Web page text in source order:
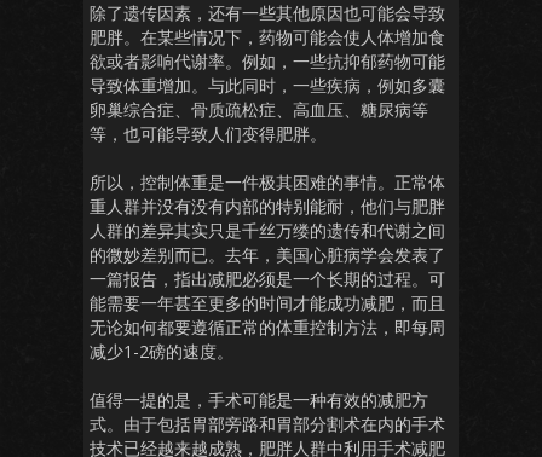
除了遗传因素，还有一些其他原因也可能会导致
肥胖。在某些情况下，药物可能会使人体增加食
欲或者影响代谢率。例如，一些抗抑郁药物可能
导致体重增加。与此同时，一些疾病，例如多囊
卵巢综合症、骨质疏松症、高血压、糖尿病等
等，也可能导致人们变得肥胖。
所以，控制体重是一件极其困难的事情。正常体
重人群并没有没有内部的特别能耐，他们与肥胖
人群的差异其实只是千丝万缕的遗传和代谢之间
的微妙差别而已。去年，美国心脏病学会发表了
一篇报告，指出减肥必须是一个长期的过程。可
能需要一年甚至更多的时间才能成功减肥，而且
无论如何都要遵循正常的体重控制方法，即每周
减少1-2磅的速度。
值得一提的是，手术可能是一种有效的减肥方
式。由于包括胃部旁路和胃部分割术在内的手术
技术已经越来越成熟，肥胖人群中利用手术减肥